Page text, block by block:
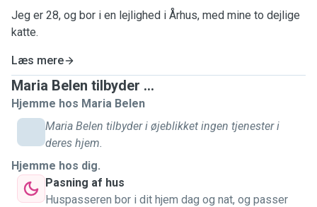
Jeg er 28, og bor i en lejlighed i Århus, med mine to dejlige
katte.
Læs mere
Maria Belen tilbyder ...
Hjemme hos Maria Belen
Maria Belen tilbyder i øjeblikket ingen tjenester i
deres hjem.
Hjemme hos dig.
Pasning af hus
Huspasseren bor i dit hjem dag og nat, og passer